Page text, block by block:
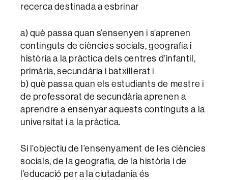
recerca destinada a esbrinar
a) què passa quan s’ensenyen i s’aprenen
continguts de ciències socials, geografia i
història a la pràctica dels centres d’infantil,
primària, secundària i batxillerat i
b) què passa quan els estudiants de mestre i
de professorat de secundària aprenen a
aprendre a ensenyar aquests continguts a la
universitat i a la pràctica.
Si l’objectiu de l’ensenyament de les ciències
socials, de la geografia, de la història i de
l’educació per a la ciutadania és